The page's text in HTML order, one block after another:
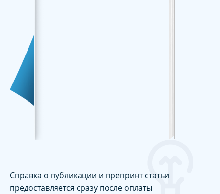
Справка о публикации и препринт статьи
предоставляется сразу после оплаты